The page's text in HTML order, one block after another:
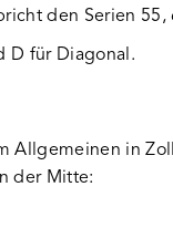
den Serien
D für Diagonal.
Allgemeinen in
der Mitte: